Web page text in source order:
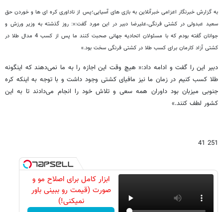
به گزارش خبرنگار اعزامی خبرآنلاین به بازی های آسیایی؛پس از ناداوری کره ای ها و خوردن حق
سعید عبدولی در کشتی فرنگی،علیرضا دبیر در این مورد گفت:«: روز گذشته به وزیر ورزش و
جوانان گفته بودم که با مسئولان اتحادیه جهانی صحبت کنند ما پس از کسب 4 مدال طلا در
کشتی آزاد کارمان برای کسب طلا در کشتی فرنگی سخت بود.»
دبیر این را گفت و ادامه داد:« هیچ وقت این اجازه را به ما نمی‌دهند که اینگونه
طلا کسب کنیم در زمان ما نیز مافیای کشتی وجود داشت و با توجه به اینکه کره
جنوبی میزبان بود داوران همه سعی و تلاش خود را انجام می‌دادند تا به این
کشور لطف کنند.»
251 41
ابزار کامل برای اصلاح مو و
صورت (قیمت رو ببینی باور
نمیکنی!)